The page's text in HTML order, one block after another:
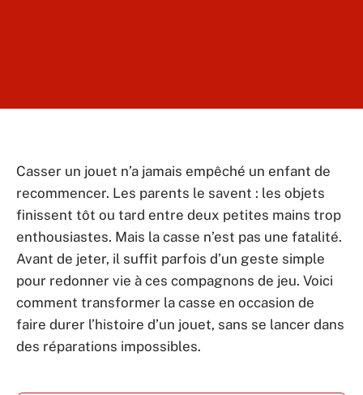
Casser un jouet n’a jamais empêché un enfant de
recommencer. Les parents le savent : les objets
finissent tôt ou tard entre deux petites mains trop
enthousiastes. Mais la casse n’est pas une fatalité.
Avant de jeter, il suffit parfois d’un geste simple
pour redonner vie à ces compagnons de jeu. Voici
comment transformer la casse en occasion de
faire durer l’histoire d’un jouet, sans se lancer dans
des réparations impossibles.